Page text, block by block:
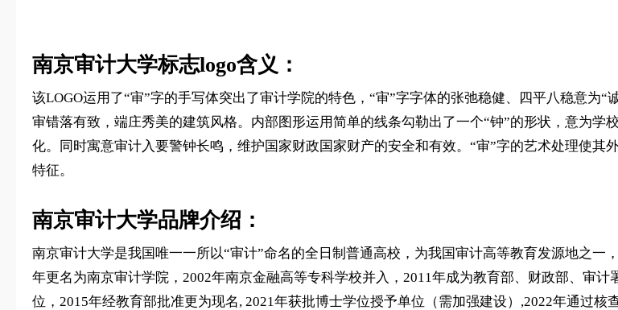
南京审计大学标志logo含义：
该LOGO运用了“审”字的手写体突出了审计学院的特色，“审”字字体的张弛稳健、四平八稳意为
审错落有致，端庄秀美的建筑风格。内部图形运用简单的线条勾勒出了一个“钟”的形状，意为
化。同时寓意审计入要警钟长鸣，维护国家财政国家财产的安全和有效。“审”字的艺术处理使其
特征。
南京审计大学品牌介绍：
南京审计大学是我国唯一一所以“审计”命名的全日制普通高校，为我国审计高等教育发源地之
年更名为南京审计学院，2002年南京金融高等专科学校并入，2011年成为教育部、财政部、审
位，2015年经教育部批准更为现名, 2021年获批博士学位授予单位（需加强建设）,2022年通过